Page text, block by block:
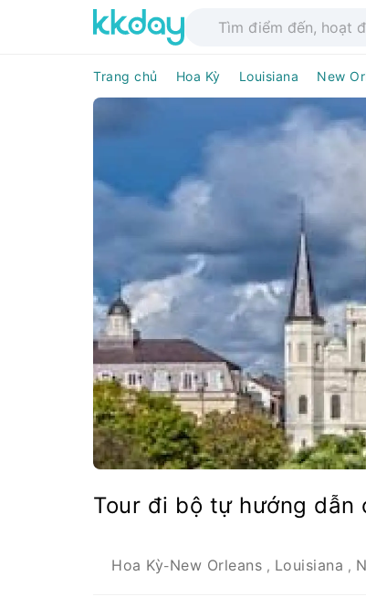
Trang chủ Hoa Kỳ Louisiana New
Tour đi bộ tự hướng dẫn
Hoa Kỳ-New Orleans , Louisiana ,